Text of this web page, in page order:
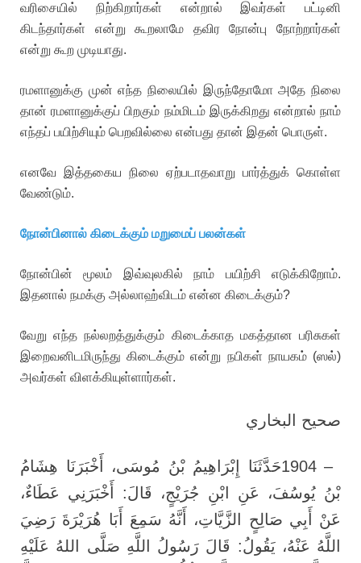
வரிசையில் நிற்கிறார்கள் என்றால் இவர்கள் பட்டினி
கிடந்தார்கள் என்று கூறலாமே தவிர நோன்பு நோற்றார்கள்
என்று கூற முடியாது.
ரமளானுக்கு முன் எந்த நிலையில் இருந்தோமோ அதே நிலை
தான் ரமளானுக்குப் பிறகும் நம்மிடம் இருக்கிறது என்றால் நாம்
எந்தப் பயிற்சியும் பெறவில்லை என்பது தான் இதன் பொருள்.
எனவே இத்தகைய நிலை ஏற்படாதவாறு பார்த்துக் கொள்ள
வேண்டும்.
நோன்பினால் கிடைக்கும் மறுமைப் பலன்கள்
நோன்பின் மூலம் இவ்வுலகில் நாம் பயிற்சி எடுக்கிறோம்.
இதனால் நமக்கு அல்லாஹ்விடம் என்ன கிடைக்கும்?
வேறு எந்த நல்லறத்துக்கும் கிடைக்காத மகத்தான பரிசுகள்
இறைவனிடமிருந்து கிடைக்கும் என்று நபிகள் நாயகம் (ஸல்)
அவர்கள் விளக்கியுள்ளார்கள்.
صحيح البخاري
1904 –حَدَّثَنَا إِبْرَاهِيمُ بْنُ مُوسَى، أَخْبَرَنَا هِشَامُ
بْنُ يُوسُفَ، عَنِ ابْنِ جُرَيْجٍ، قَالَ: أَخْبَرَنِي عَطَاءٌ،
عَنْ أَبِي صَالِحٍ الزَّيَّاتِ، أَنَّهُ سَمِعَ أَبَا هُرَيْرَةَ رَضِيَ
اللَّهُ عَنْهُ، يَقُولُ: قَالَ رَسُولُ اللَّهِ صَلَّى اللهُ عَلَيْهِ